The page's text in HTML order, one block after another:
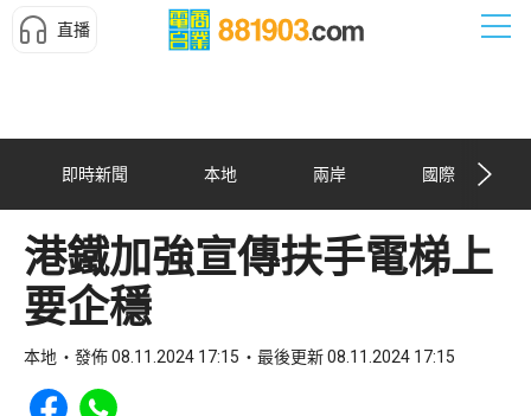
直播
即時新聞 本地 兩岸 國際
港鐵加強宣傳扶手電梯上
要企穩
本地 發佈 08.11.2024 17:15 最後更新 08.11.2024 17:15
Share to Facebook
Share to WhatsApp